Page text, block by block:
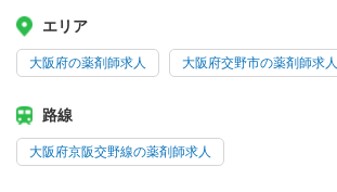
エリア
大阪府の薬剤師求人 大阪府交野市の薬剤師求人
路線
大阪府京阪交野線の薬剤師求人